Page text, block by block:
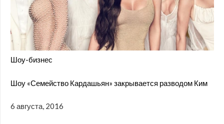
Шоу-бизнес
Шоу «Семейство Кардашьян» закрывается разводом Ким
6 августа, 2016